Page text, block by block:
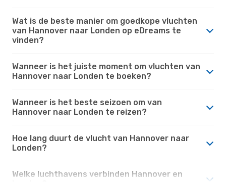
Wat is de beste manier om goedkope vluchten
van Hannover naar Londen op eDreams te
vinden?
Wanneer is het juiste moment om vluchten van
Hannover naar Londen te boeken?
Wanneer is het beste seizoen om van
Hannover naar Londen te reizen?
Hoe lang duurt de vlucht van Hannover naar
Londen?
Welke luchthavens verbinden Hannover en